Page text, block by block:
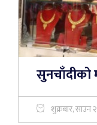
सुनचाँदीको
शुक्रबार, साउन